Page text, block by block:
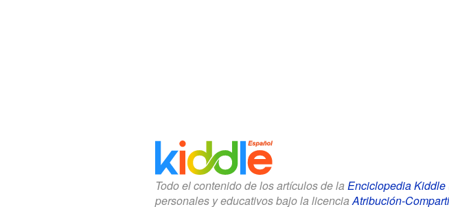
Todo el contenido de los artículos de la Enciclopedia Kiddle
personales y educativos bajo la licencia Atribución-